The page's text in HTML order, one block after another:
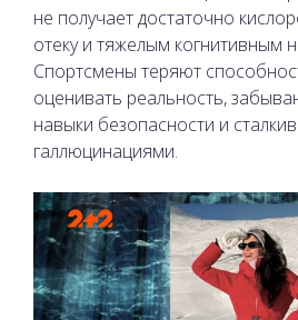
не получает достаточно
отеку и тяжелым когнитивным
Спортсмены теряют
оценивать реальность,
навыки безопасности и
галлюцинациями.